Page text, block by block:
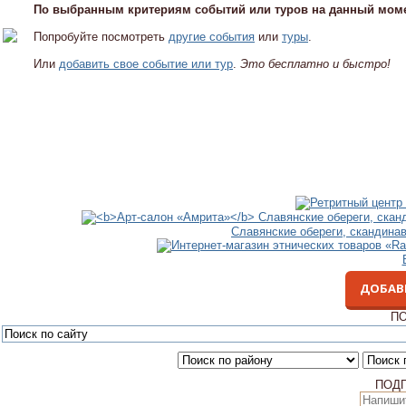
По выбранным критериям событий или туров на данный
Попробуйте посмотреть другие события или туры.
Или добавить свое событие или тур. Это бесплатно и быстро!
Славянские обереги,